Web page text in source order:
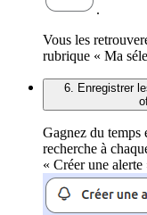
.
Vous les
rubrique « Ma
6. Enregistrer
Gagnez du temps
recherche à
« Créer une alerte